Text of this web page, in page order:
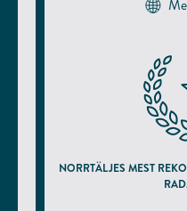
NORRTÄLJES MEST